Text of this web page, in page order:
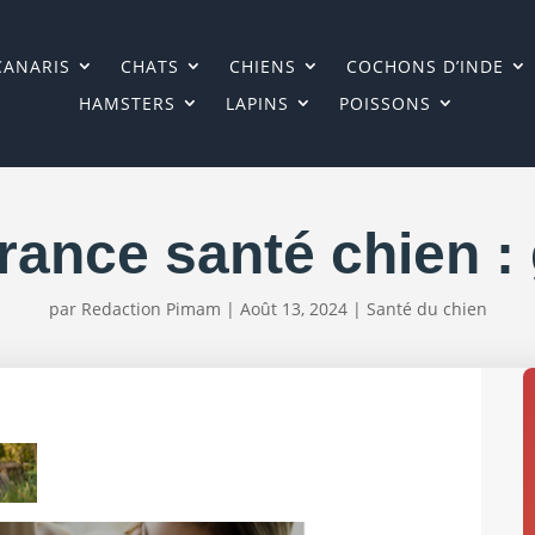
CHATS CHIENS
COCHONS D’INDE
HAMSTERS
LAPINS POISSONS
santé chien :
par Redaction Pimam | Août 13, 2024| Santé du chien